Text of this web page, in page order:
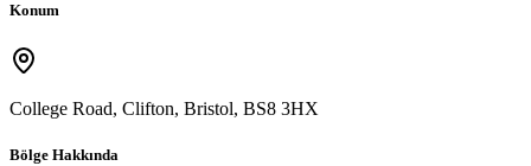
Konum
College Road, Clifton, Bristol, BS8 3HX
Bölge Hakkında